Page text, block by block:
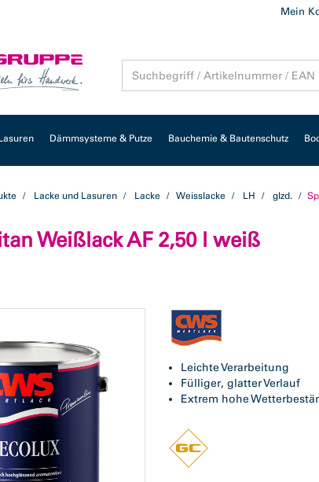
Mein
Dämmsysteme & Putze Bauchemie & Bautenschutz
Lacke und Lasuren Lacke Weisslacke LH glzd.
Weißlack AF 2,50 l weiß
Leichte Verarbeitung
Fülliger, glatter Verlauf
Extrem hohe